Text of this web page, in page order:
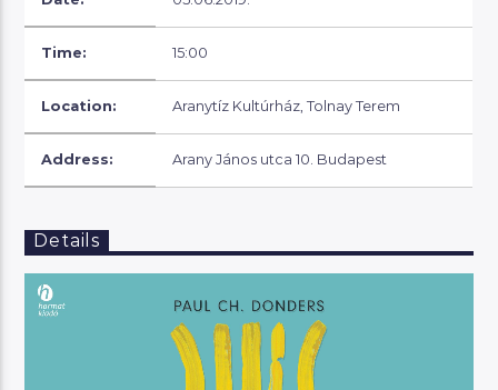
Time: 15:00
Location: Aranytíz Kultúrház, Tolnay Terem
Address: Arany János utca 10. Budapest
Details